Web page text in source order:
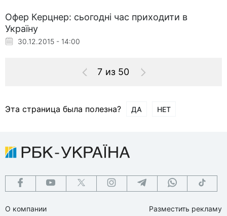
Офер Керцнер: сьогодні час приходити в
Україну
30.12.2015 - 14:00
7 из 50
Эта страница была полезна? ДА НЕТ
О компании
Разместить рекламу